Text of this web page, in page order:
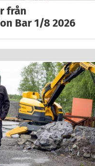
från
Bar 1/8 2026